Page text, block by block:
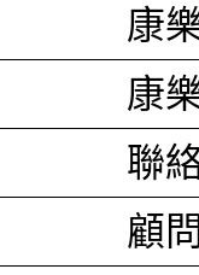
康
康
聯
顧問